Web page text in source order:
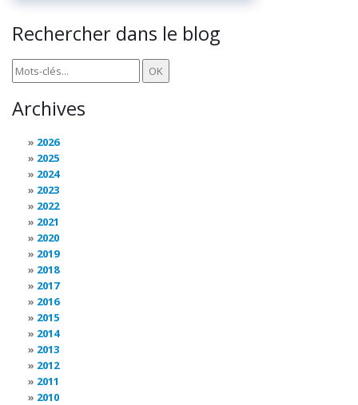
Rechercher dans le blog
Archives
2026
2025
2024
2023
2022
2021
2020
2019
2018
2017
2016
2015
2014
2013
2012
2011
2010